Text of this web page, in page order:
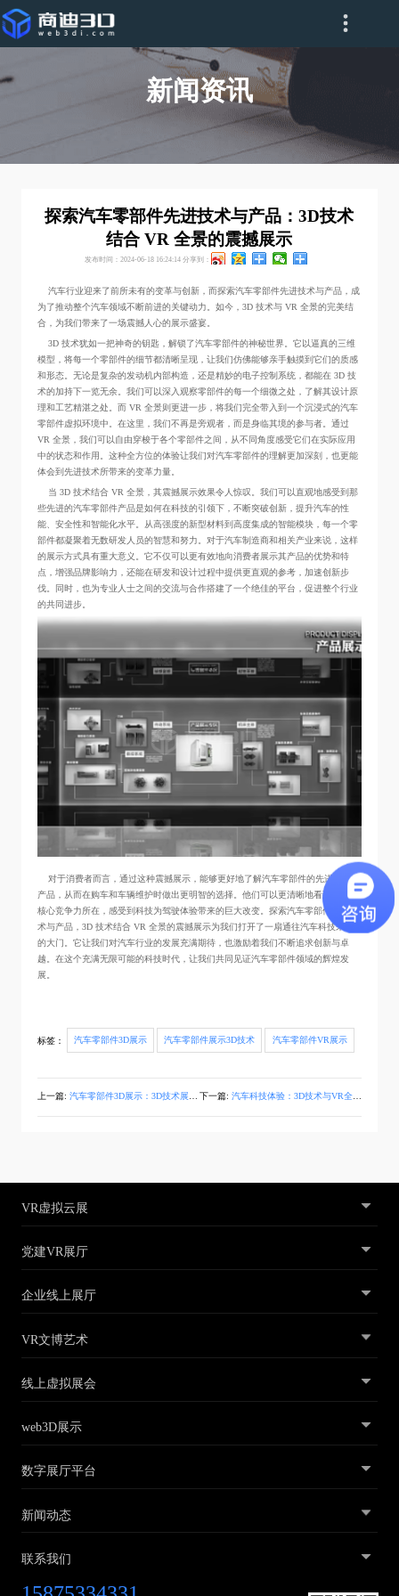
新闻资讯
探索汽车零部件先进技术与产品：3D技术
结合 VR 全景的震撼展示
发布时间：2024-06-18 16:24:14分享到：
汽车行业迎来了前所未有的变革与创新，而探索汽车零部件先进技术与产品，成
为了推动整个汽车领域不断前进的关键动力。如今，3D 技术与 VR 全景的完美结
合，为我们带来了一场震撼人心的展示盛宴。
3D 技术犹如一把神奇的钥匙，解锁了汽车零部件的神秘世界。它以逼真的三维
模型，将每一个零部件的细节都清晰呈现，让我们仿佛能够亲手触摸到它们的质感
和形态。无论是复杂的发动机内部构造，还是精妙的电子控制系统，都能在 3D 技
术的加持下一览无余。我们可以深入观察零部件的每一个细微之处，了解其设计原
理和工艺精湛之处。而 VR 全景则更进一步，将我们完全带入到一个沉浸式的汽车
零部件虚拟环境中。在这里，我们不再是旁观者，而是身临其境的参与者。通过
VR 全景，我们可以自由穿梭于各个零部件之间，从不同角度感受它们在实际应用
中的状态和作用。这种全方位的体验让我们对汽车零部件的理解更加深刻，也更能
体会到先进技术所带来的变革力量。
当 3D 技术结合 VR 全景，其震撼展示效果令人惊叹。我们可以直观地感受到那
些先进的汽车零部件产品是如何在科技的引领下，不断突破创新，提升汽车的性
能、安全性和智能化水平。从高强度的新型材料到高度集成的智能模块，每一个零
部件都凝聚着无数研发人员的智慧和努力。对于汽车制造商和相关产业来说，这样
的展示方式具有重大意义。它不仅可以更有效地向消费者展示其产品的优势和特
点，增强品牌影响力，还能在研发和设计过程中提供更直观的参考，加速创新步
伐。同时，也为专业人士之间的交流与合作搭建了一个绝佳的平台，促进整个行业
的共同进步。
对于消费者而言，通过这种震撼展示，能够更好地了解汽车零部件的先进技术与
产品，从而在购车和车辆维护时做出更明智的选择。他们可以更清晰地看到汽车的
核心竞争力所在，感受到科技为驾驶体验带来的巨大改变。探索汽车零部件先进技
术与产品，3D 技术结合 VR 全景的震撼展示为我们打开了一扇通往汽车科技未来
的大门。它让我们对汽车行业的发展充满期待，也激励着我们不断追求创新与卓
越。在这个充满无限可能的科技时代，让我们共同见证汽车零部件领域的辉煌发
展。
标签： 汽车零部件3D展示 汽车零部件展示3D技术 汽车零部件VR展示
上一篇: 汽车零部件3D展示：3D技术展示各类零部件先进技术与产品的新用途 下一篇: 汽车科技体验：3D技术与VR全景融合，畅享自动驾驶技术魅力
VR虚拟云展
党建VR展厅
企业线上展厅
VR文博艺术
线上虚拟展会
web3D展示
数字展厅平台
新闻动态
联系我们